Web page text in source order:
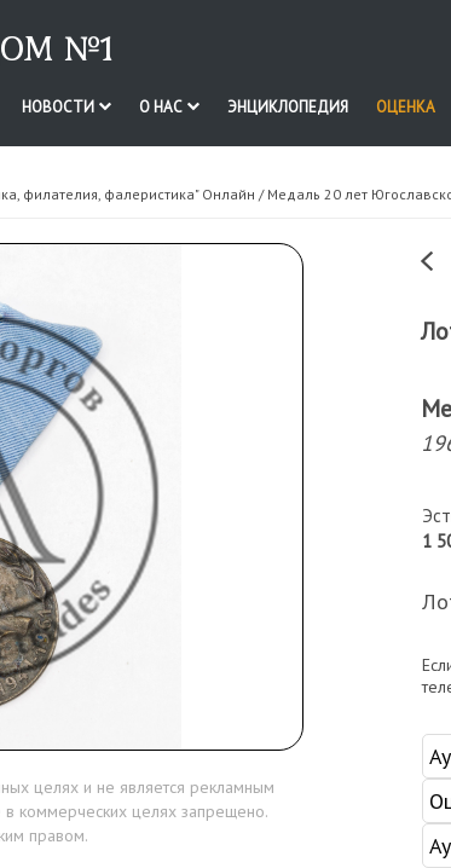
№1
НОВОСТИ О НАС ЭНЦИКЛОПЕДИЯ ОЦЕНКА
филателия, фалеристика" Онлайн / Медаль 20 лет
целях и не является рекламным
в коммерческих целях запрещено.
правом.
1